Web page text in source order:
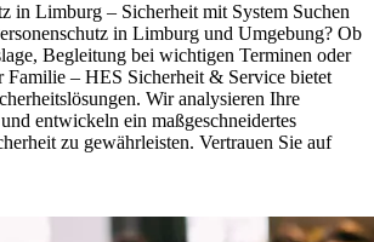
in Limburg – Sicherheit mit System Suchen
in Limburg und Umgebung? Ob
Begleitung bei wichtigen Terminen oder
Familie – HES Sicherheit & Service bietet
Wir analysieren Ihre
entwickeln ein maßgeschneidertes
zu gewährleisten. Vertrauen Sie auf